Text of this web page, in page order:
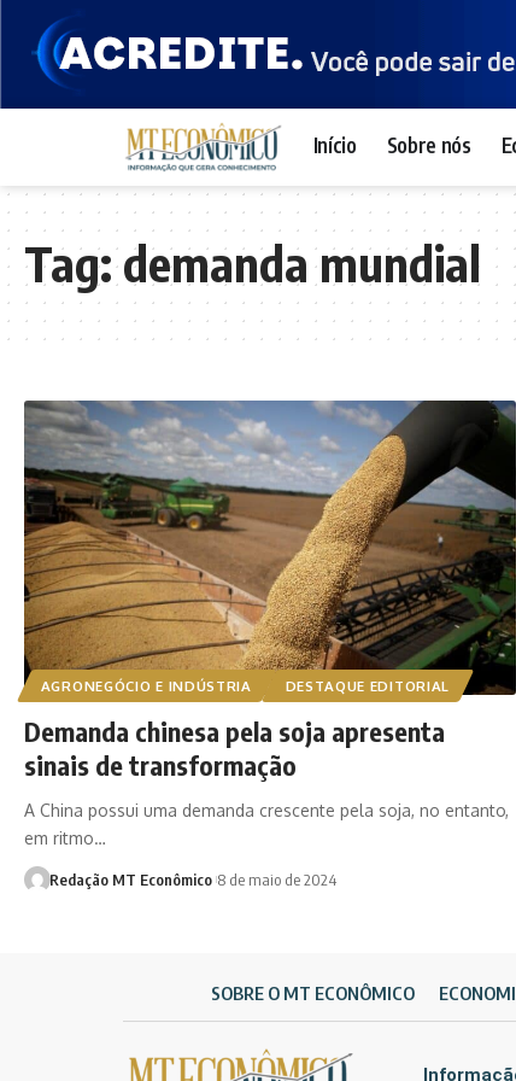
Início Sobre nós
Tag:demanda mundial
AGRONEGÓCIO E INDÚSTRIA DESTAQUE EDITORIAL
Demanda chinesa pela soja apresenta
sinais de transformação
A China possui uma demanda crescente pela soja, no entanto,
em ritmo…
Redação MT Econômico 8 de maio de 2024
SOBRE O MT ECONÔMICO